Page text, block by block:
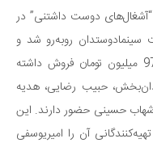
داشتنی” در
روبه‌رو شد و
بیش از 970 میلیون تومان فروش داشته
رضایی، هدیه
دارند. این
آن را امیریوسفی